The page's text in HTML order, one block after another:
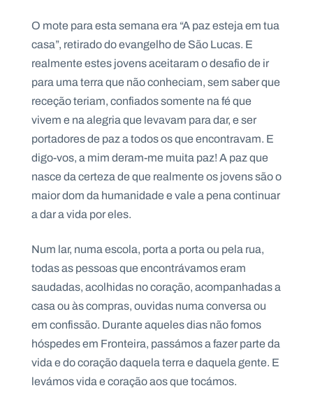
O mote para esta semana era “A paz esteja em tua
casa”, retirado do evangelho de São Lucas. E
realmente estes jovens aceitaram o desafio de ir
para uma terra que não conheciam, sem saber que
receção teriam, confiados somente na fé que
vivem e na alegria que levavam para dar, e ser
portadores de paz a todos os que encontravam. E
digo-vos, a mim deram-me muita paz! A paz que
nasce da certeza de que realmente os jovens são o
maior dom da humanidade e vale a pena continuar
a dar a vida por eles.
Num lar, numa escola, porta a porta ou pela rua,
todas as pessoas que encontrávamos eram
saudadas, acolhidas no coração, acompanhadas a
casa ou às compras, ouvidas numa conversa ou
em confissão. Durante aqueles dias não fomos
hóspedes em Fronteira, passámos a fazer parte da
vida e do coração daquela terra e daquela gente. E
levámos vida e coração aos que tocámos.
i
a
o
s
p
A
g
e
n
a
C
o
n
t
a
c
s
N
e
s
l
e
tt
r